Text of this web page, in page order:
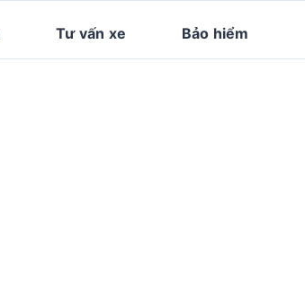
Tư vấn xe Bảo hiểm